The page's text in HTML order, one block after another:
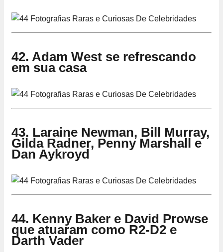
42. Adam West se refrescando
em sua casa
43. Laraine Newman, Bill Murray,
Gilda Radner, Penny Marshall e
Dan Aykroyd
44. Kenny Baker e David Prowse
que atuaram como R2-D2 e
Darth Vader